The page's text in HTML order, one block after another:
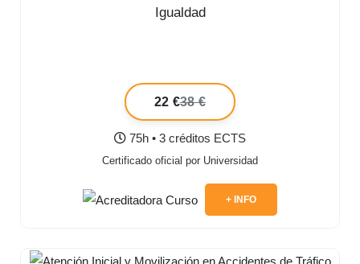
Igualdad
22 €38 €
75h • 3 créditos ECTS
Certificado oficial por Universidad
+ INFO